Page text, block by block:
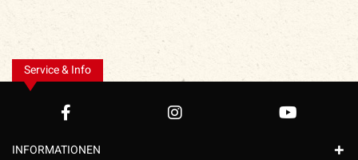
Service & Info
INFORMATIONEN